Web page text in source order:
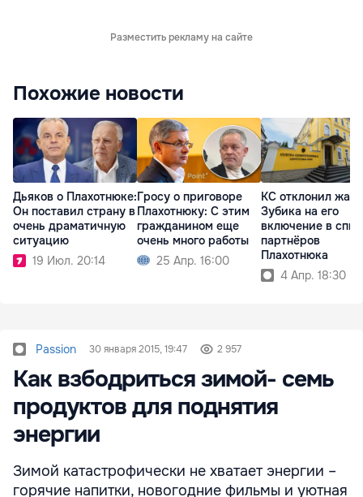
Разместить рекламу на сайте
Похожие новости
Дьяков о Плахотнюке:
Он поставил страну в
очень драматичную
ситуацию
19 Июл. 20:14
Гросу о приговоре
Плахотнюку: С этим
гражданином еще
очень много работы
25 Апр. 16:00
КС отклонил
Зубика на его
включение в
партнёров
Плахотнюка
4 Апр. 18:30
Passion 30 января 2015, 19:47 2 957
Как взбодриться зимой- семь
продуктов для поднятия
энергии
Зимой катастрофически не хватает энергии –
горячие напитки, новогодние фильмы и уютная